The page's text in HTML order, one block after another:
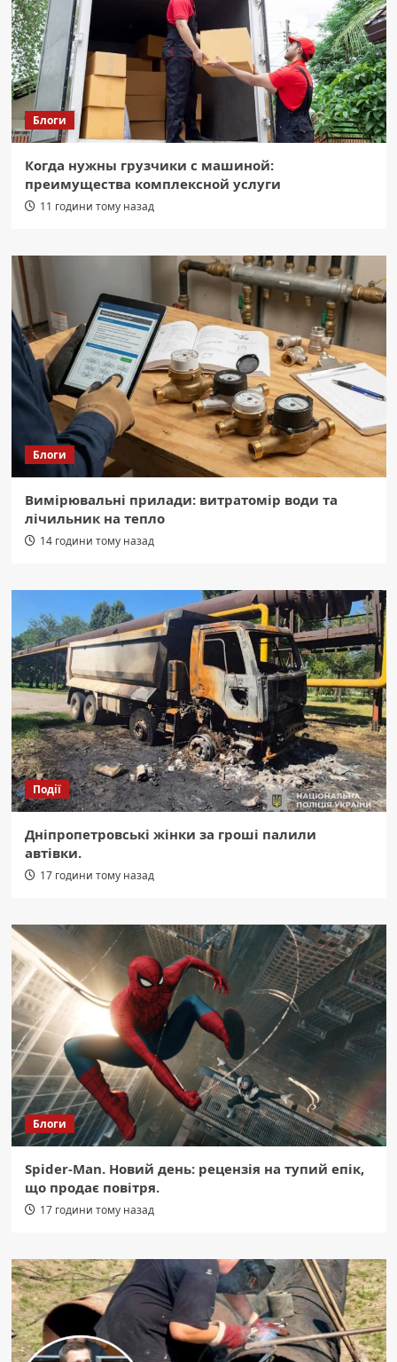
Блоги
Когда нужны грузчики с машиной:
преимущества комплексной услуги
11 години тому назад
Блоги
Вимірювальні прилади: витратомір води та
лічильник на тепло
14 години тому назад
Події
Дніпропетровські жінки за гроші палили
автівки.
17 години тому назад
Блоги
Spider-Man. Новий день: рецензія на тупий епік,
що продає повітря.
17 години тому назад